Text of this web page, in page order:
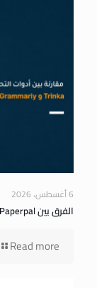
6 أغسطس، 2026
الفرق بين Paperpal وGrammarly للتحرير الأكاديمي
Read more